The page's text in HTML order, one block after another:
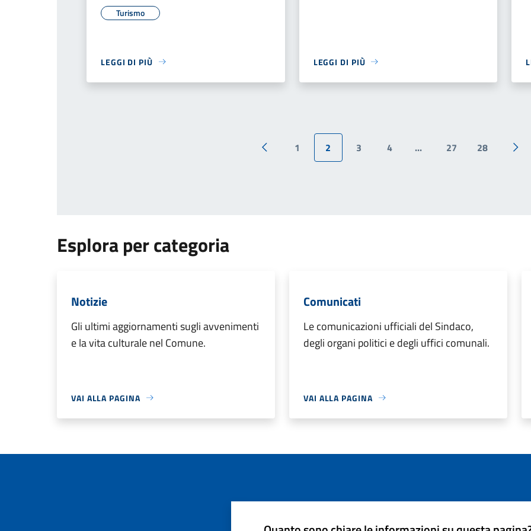
Turismo
LEGGI DI PIÙ LEGGI DI PIÙ
Pagina precedente
1 2 3 4 ... 27 28
Esplora per categoria
Notizie
Gli ultimi aggiornamenti sugli avvenimenti
e la vita culturale nel Comune.
VAI ALLA PAGINA
Comunicati
Le comunicazioni ufficiali del Sindaco,
degli organi politici e degli uffici comunali.
VAI ALLA PAGINA